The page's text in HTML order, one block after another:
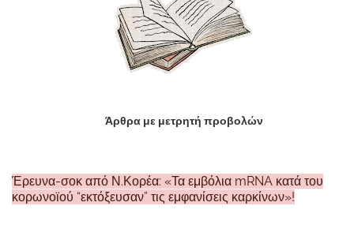
Άρθρα με μετρητή προβολών
Έρευνα-σοκ από Ν.Κορέα: «Τα εμβόλια mRNA κατά του
κορωνοϊού “εκτόξευσαν” τις εμφανίσεις καρκίνων»!